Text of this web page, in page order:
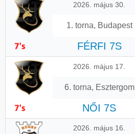
2026. május 30.
1. torna, Budapest
FÉRFI 7S
2026. május 17.
6. torna, Esztergom
NŐI 7S
2026. május 16.